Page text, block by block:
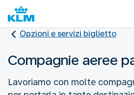
Opzioni e servizi biglietto
Compagnie aeree
Lavoriamo con molte